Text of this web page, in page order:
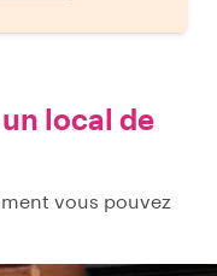
un local de
vous pouvez